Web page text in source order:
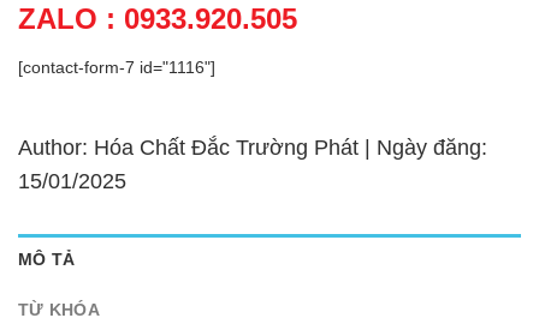
ZALO : 0933.920.505
[contact-form-7 id="1116"]
Author: Hóa Chất Đắc Trường Phát | Ngày đăng:
15/01/2025
MÔ TẢ
TỪ KHÓA